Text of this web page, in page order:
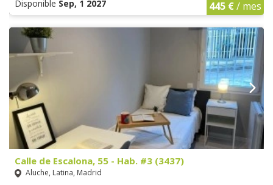
Disponible Sep, 1 2027 445 €/ mes
Calle de Escalona, 55 - Hab. #3 (3437)
Aluche, Latina, Madrid